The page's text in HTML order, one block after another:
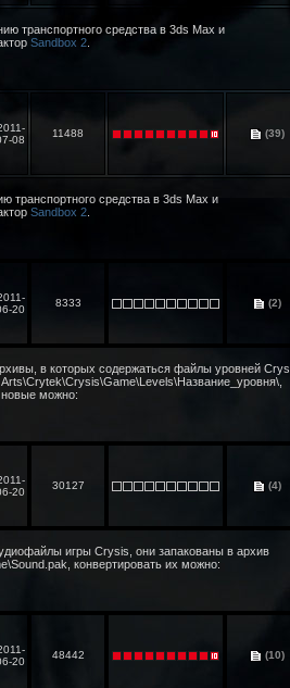
транспортного средства в 3ds Max и
Sandbox 2
08
11488 (39)
транспортного средства в 3ds Max и
Sandbox 2
20
8333 (2)
в которых содержаться файлы уровней
новые можно:
20
30127 (4)
игры Crysis, они запакованы в архив
конвертировать их можно:
20
48442 (10)